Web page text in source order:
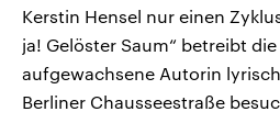
Kerstin Hensel nur einen
ja! Gelöster Saum“ betreibt die
aufgewachsene Autorin
Berliner Chausseestraße